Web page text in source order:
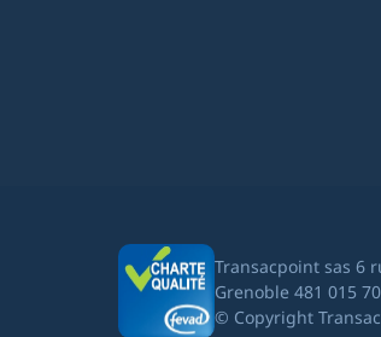
Transacpoint sas 6
Grenoble 481 015
© Copyright